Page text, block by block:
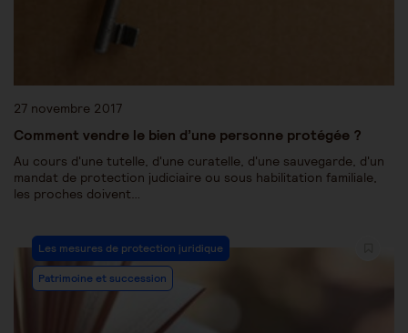
27 novembre 2017
Comment vendre le bien d’une personne protégée ?
Au cours d'une tutelle, d'une curatelle, d'une sauvegarde, d'un
mandat de protection judiciaire ou sous habilitation familiale,
les proches doivent…
Les mesures de protection juridique
Patrimoine et succession